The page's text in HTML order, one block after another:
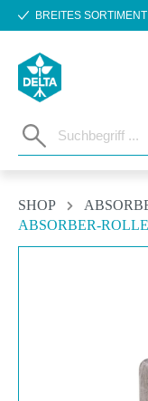
Zum Hauptinhalt
BREITES SORTIMENT
SHOP
ABSORBER-